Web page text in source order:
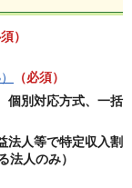
）
（必須）
個別対応方式、一括
法人等で特定収入割
法人のみ）